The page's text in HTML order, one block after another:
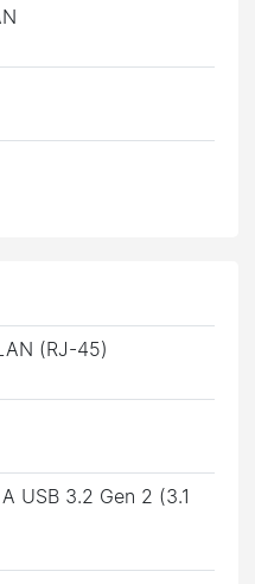
(RJ-45)
USB 3.2 Gen 2 (3.1